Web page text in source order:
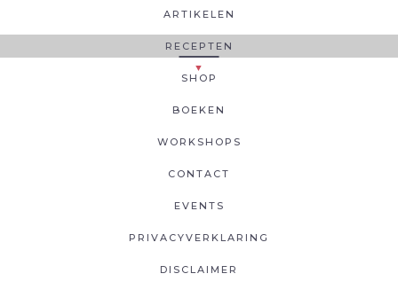
ARTIKELEN
RECEPTEN
SHOP
BOEKEN
WORKSHOPS
CONTACT
EVENTS
PRIVACYVERKLARING
DISCLAIMER